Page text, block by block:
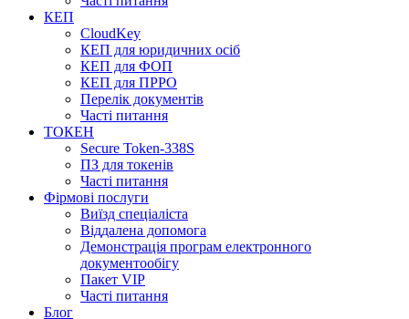
КЕП
CloudKey
КЕП для юридичних осіб
КЕП для ФОП
КЕП для ПРРО
Перелік документів
Часті питання
ТОКЕН
Secure Token-338S
ПЗ для токенів
Часті питання
Фірмові послуги
Виїзд спеціаліста
Віддалена допомога
Демонстрація програм електронного
документообігу
Пакет VIP
Часті питання
Блог